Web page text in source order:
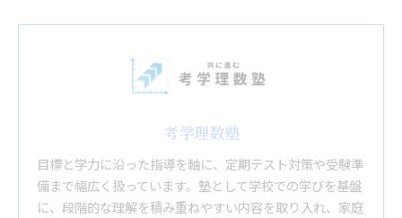
考学理数塾
目標と学力に沿った指導を軸に、定期テスト対策や受験準
備まで幅広く扱っています。塾として学校での学びを基盤
に、段階的な理解を積み重ねやすい内容を取り入れ、家庭